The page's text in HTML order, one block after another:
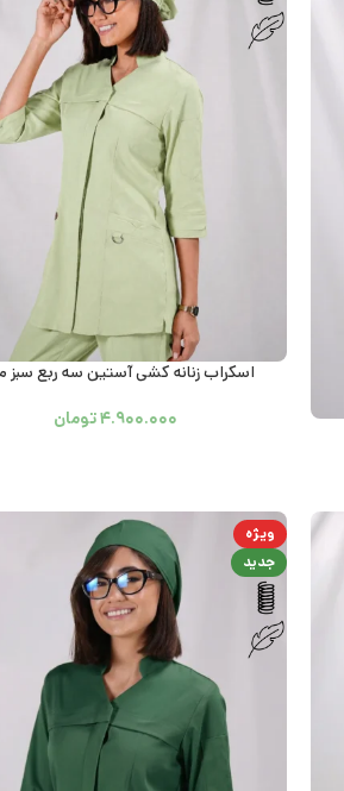
اسکراب زنانه کشی آستین سه ربع سبز
۴.۹۰۰.۰۰۰تومان
ویژه
جدید